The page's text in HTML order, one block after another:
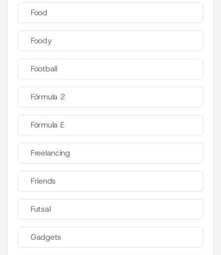
Food
Foody
Football
Fórmula 2
Fórmula E
Freelancing
Friends
Futsal
Gadgets